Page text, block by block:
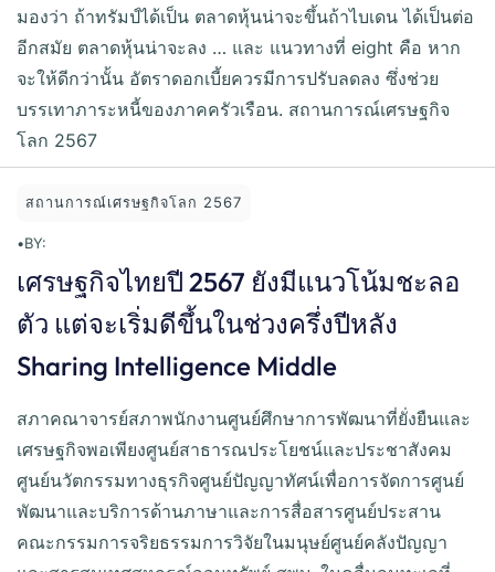
มองว่า ถ้าทรัมป์ได้เป็น ตลาดหุ้นน่าจะขึ้นถ้าไบเดน ได้เป็นต่อ
อีกสมัย ตลาดหุ้นน่าจะลง … และ แนวทางที่ eight คือ หาก
จะให้ดีกว่านั้น อัตราดอกเบี้ยควรมีการปรับลดลง ซึ่งช่วย
บรรเทาภาระหนี้ของภาคครัวเรือน. สถานการณ์เศรษฐกิจ
โลก 2567
สถานการณ์เศรษฐกิจโลก 2567
•BY:
เศรษฐกิจไทยปี 2567 ยังมีแนวโน้มชะลอ
ตัว แต่จะเริ่มดีขึ้นในช่วงครึ่งปีหลัง
Sharing Intelligence Middle
สภาคณาจารย์สภาพนักงานศูนย์ศึกษาการพัฒนาที่ยั่งยืนและ
เศรษฐกิจพอเพียงศูนย์สาธารณประโยชน์และประชาสังคม
ศูนย์นวัตกรรมทางธุรกิจศูนย์ปัญญาทัศน์เพื่อการจัดการศูนย์
พัฒนาและบริการด้านภาษาและการสื่อสารศูนย์ประสาน
คณะกรรมการจริยธรรมการวิจัยในมนุษย์ศูนย์คลังปัญญา